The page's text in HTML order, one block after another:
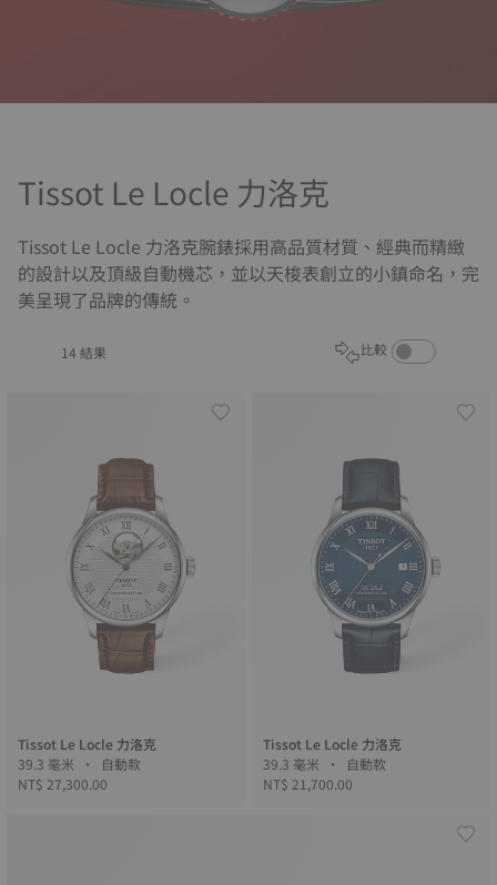
Tissot Le Locle 力洛克
Tissot Le Locle 力洛克腕錶採用高品質材質、經典而精緻
的設計以及頂級自動機芯，並以天梭表創立的小鎮命名，完
美呈現了品牌的傳統。
14 結果 比較 啟用商品比較功能
Tissot Le Locle 力洛克
39.3 毫米 • 自動款
NT$ 27,300.00
Tissot Le Locle 力洛克
39.3 毫米 • 自動款
NT$ 21,700.00